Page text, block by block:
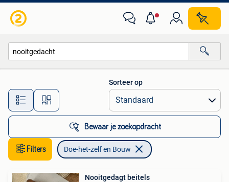
Alle afstanden…
Sorteer op
Bewaar je zoekopdracht
Filters Doe-het-zelf en Bouw
Nooitgedagt beitels